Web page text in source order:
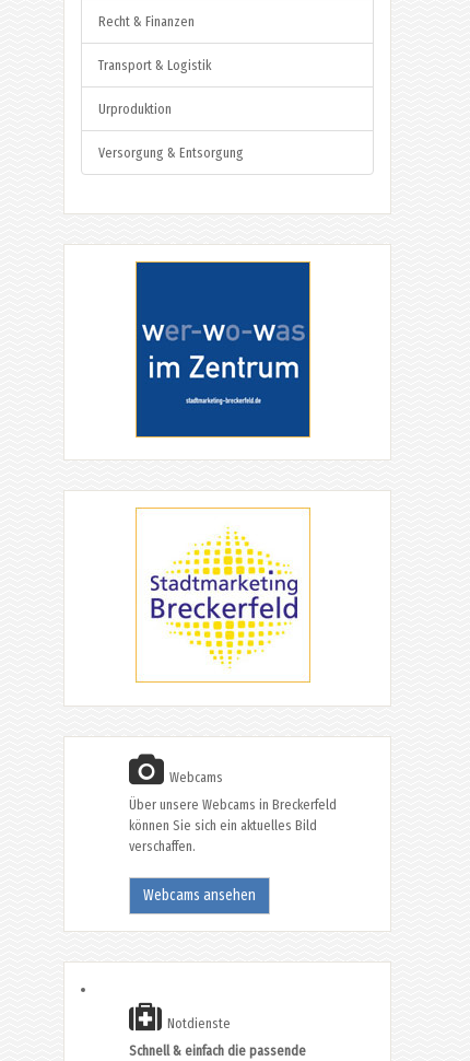
Recht & Finanzen
Transport & Logistik
Urproduktion
Versorgung & Entsorgung
Webcams
Über unsere Webcams in Breckerfeld
können Sie sich ein aktuelles Bild
verschaffen.
Webcams ansehen
Notdienste
Schnell & einfach die passende